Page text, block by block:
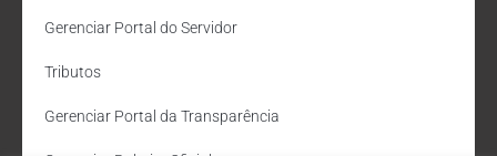
Gerenciar Portal do Servidor
Tributos
Gerenciar Portal da Transparência